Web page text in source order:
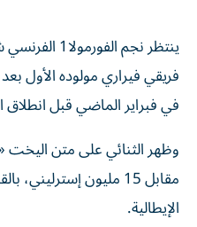
في فبراير الماضي قبل
وظهر الثنائي على متن اليخت
مقابل 15 مليون
الإيطالية.